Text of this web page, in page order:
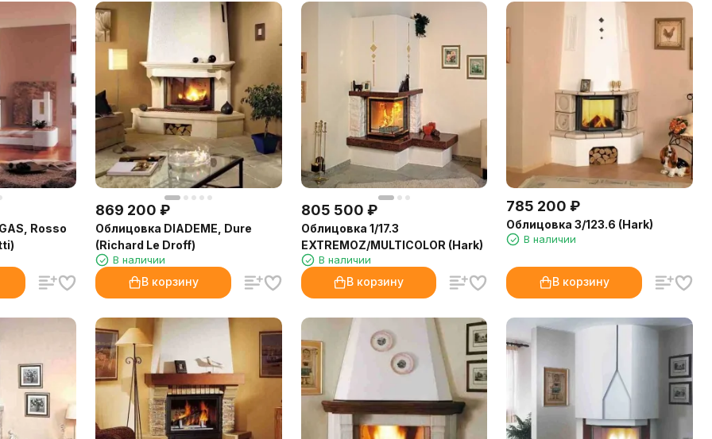
Rosso
869 200 ₽
Облицовка DIADEME, Dure
(Richard Le Droff)
В наличии
В корзину
805 500 ₽
Облицовка 1/17.3
EXTREMOZ/MULTICOLOR (Hark)
В наличии
В корзину
785 200 ₽
Облицовка 3/123.6 (Hark)
В наличии
В корзину